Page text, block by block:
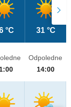
°C 31 °C
Odpoledne
14:00